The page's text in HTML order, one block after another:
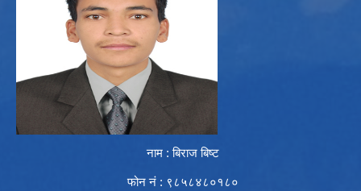
नाम : बिराज बिष्ट
फोन नं : ९८५८४८०१८०